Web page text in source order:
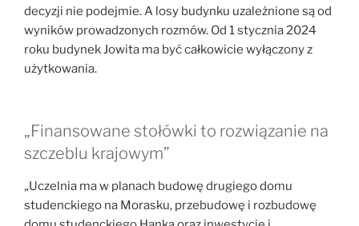
decyzji nie podejmie. A losy budynku uzależnione są od
wyników prowadzonych rozmów. Od 1 stycznia 2024
roku budynek Jowita ma być całkowicie wyłączony z
użytkowania.
„Finansowane stołówki to rozwiązanie na
szczeblu krajowym”
„Uczelnia ma w planach budowę drugiego domu
studenckiego na Morasku, przebudowę i rozbudowę